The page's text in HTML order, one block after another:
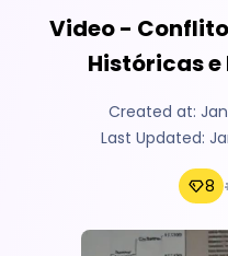
Video -
Históricas
Created at:
Last Updated:
8